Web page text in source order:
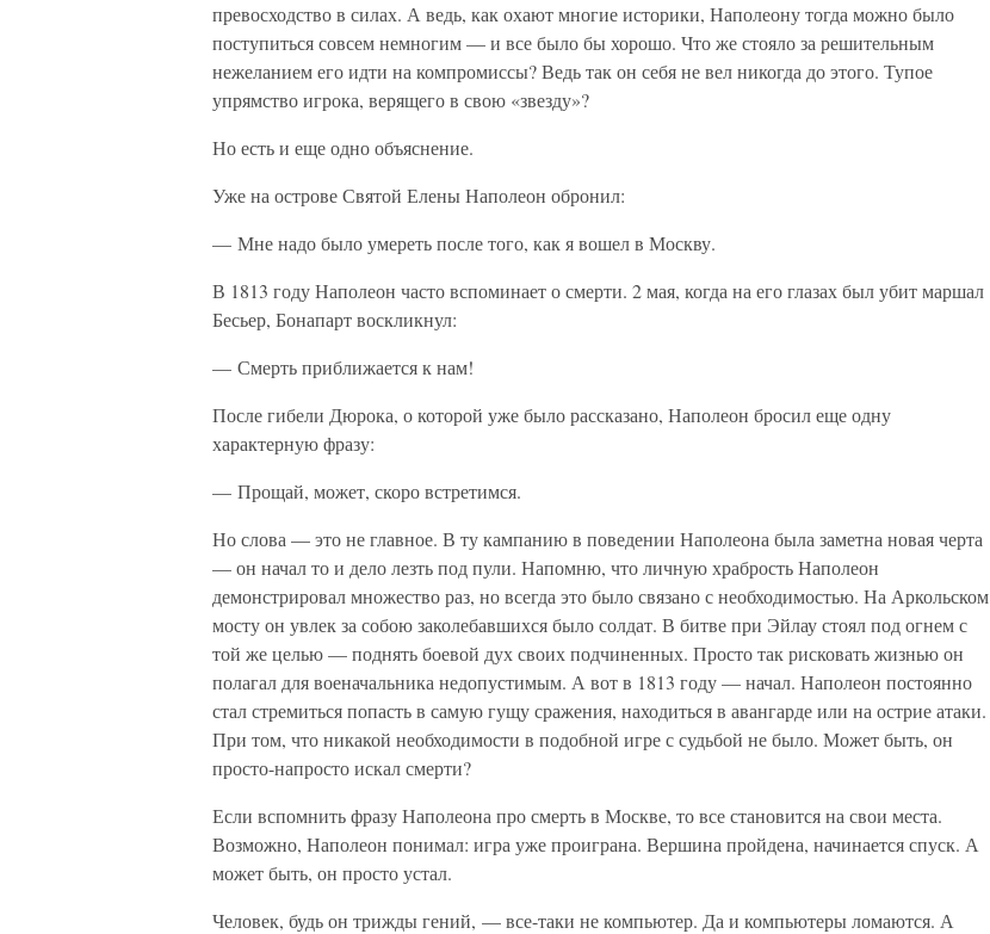
превосходство в силах. А ведь, как охают многие историки, Наполеону тогда можно было
поступиться совсем немногим — и все было бы хорошо. Что же стояло за решительным
нежеланием его идти на компромиссы? Ведь так он себя не вел никогда до этого. Тупое
упрямство игрока, верящего в свою «звезду»?
Но есть и еще одно объяснение.
Уже на острове Святой Елены Наполеон обронил:
— Мне надо было умереть после того, как я вошел в Москву.
В 1813 году Наполеон часто вспоминает о смерти. 2 мая, когда на его глазах был убит маршал
Бесьер, Бонапарт воскликнул:
— Смерть приближается к нам!
После гибели Дюрока, о которой уже было рассказано, Наполеон бросил еще одну
характерную фразу:
— Прощай, может, скоро встретимся.
Но слова — это не главное. В ту кампанию в поведении Наполеона была заметна новая черта
— он начал то и дело лезть под пули. Напомню, что личную храбрость Наполеон
демонстрировал множество раз, но всегда это было связано с необходимостью. На Аркольском
мосту он увлек за собою заколебавшихся было солдат. В битве при Эйлау стоял под огнем с
той же целью — поднять боевой дух своих подчиненных. Просто так рисковать жизнью он
полагал для военачальника недопустимым. А вот в 1813 году — начал. Наполеон постоянно
стал стремиться попасть в самую гущу сражения, находиться в авангарде или на острие атаки.
При том, что никакой необходимости в подобной игре с судьбой не было. Может быть, он
просто-напросто искал смерти?
Если вспомнить фразу Наполеона про смерть в Москве, то все становится на свои места.
Возможно, Наполеон понимал: игра уже проиграна. Вершина пройдена, начинается спуск. А
может быть, он просто устал.
Человек, будь он трижды гений, — все-таки не компьютер. Да и компьютеры ломаются. А